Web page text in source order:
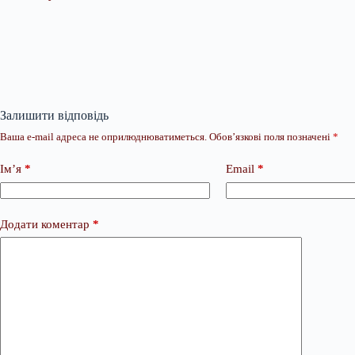
Залишити відповідь
Ваша e-mail адреса не оприлюднюватиметься. Обов’язкові поля позначені *
Ім’я * Email *
Додати коментар *